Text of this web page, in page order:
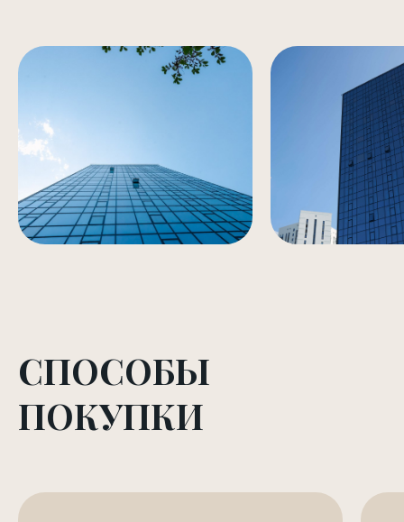
СПОСОБЫ
ПОКУПКИ